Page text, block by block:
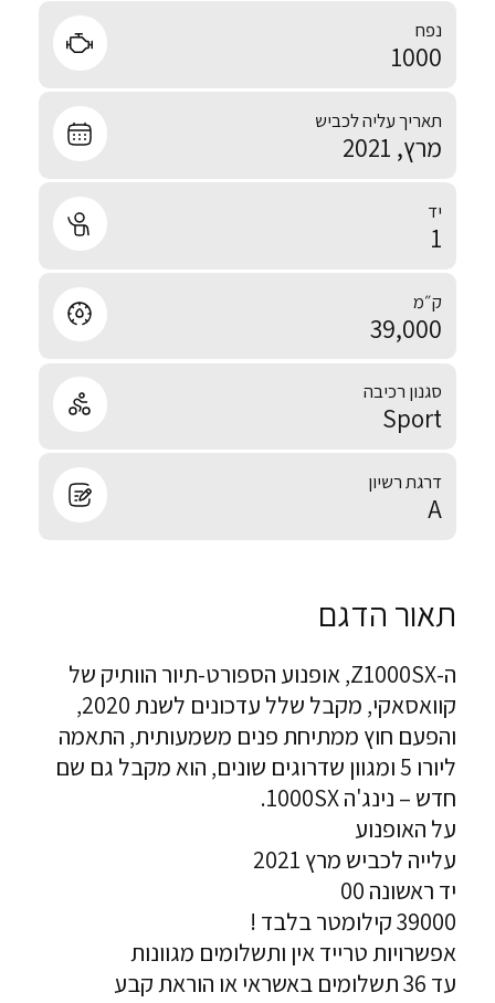
נפח
1000
תאריך עליה לכביש
מרץ, 2021
יד
1
ק״מ
39,000
סגנון רכיבה
Sport
דרגת רשיון
A
תאור הדגם
ה-Z1000SX, אופנוע הספורט-תיור הוותיק של
קוואסאקי, מקבל שלל עדכונים לשנת 2020,
והפעם חוץ ממתיחת פנים משמעותית, התאמה
ליורו 5 ומגוון שדרוגים שונים, הוא מקבל גם שם
חדש – נינג'ה 1000SX.
על האופנוע
עלייה לכביש מרץ 2021
יד ראשונה 00
39000 קילומטר בלבד !
אפשרויות טרייד אין ותשלומים מגוונות
עד 36 תשלומים באשראי או הוראת קבע